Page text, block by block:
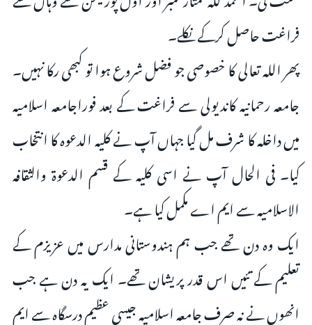
فراغت حاصل کرکے نکلے۔
پھر اللہ تعالى کا خصوصی جو فضل شروع ہوا تو کبھی رکا نہیں۔
جامعہ رحمانیہ کاندیولی سے فراغت کے بعد فوراجامعہ اسلامیہ
میں داخلہ کا شرف مل گیا جہاں آپ نے کلیہ الدعوہ کا انتخاب
کیا۔ فی الحال آپ نے اسی کلیہ کے قسم الدعوۃ والثقافہ
الاسلامیہ سے ایم اے مکمل کیا ہے۔
ایک وہ دن تھے جب ہم ہندوستانی مدارس میں عزیزم کے
تعلیم کے تئیں اس قدر پریشان تھے۔ ایک یہ دن ہے جب
انھوں نے نہ صرف جامعہ اسلامیہ جیسی عظیم درسگاہ سے ایم